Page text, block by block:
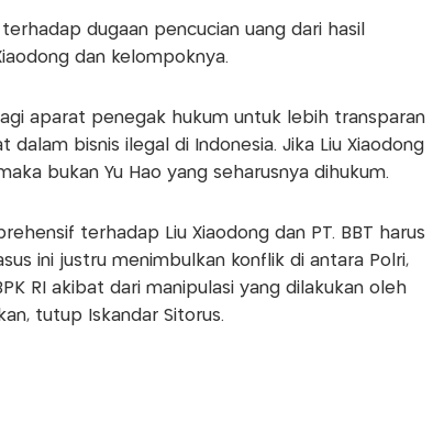
dugaan pencucian uang dari hasil
dan kelompoknya.
aparat penegak hukum untuk lebih transparan
dalam bisnis ilegal di Indonesia. Jika Liu Xiaodong
bukan Yu Hao yang seharusnya dihukum.
terhadap Liu Xiaodong dan PT. BBT harus
ini justru menimbulkan konflik di antara Polri,
RI akibat dari manipulasi yang dilakukan oleh
tutup Iskandar Sitorus.